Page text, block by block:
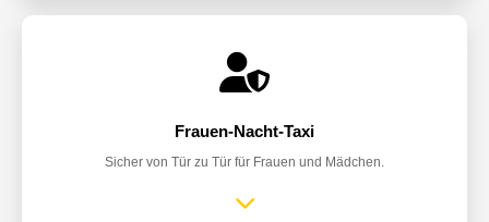
Frauen-Nacht-Taxi
Sicher von Tür zu Tür für Frauen und Mädchen.